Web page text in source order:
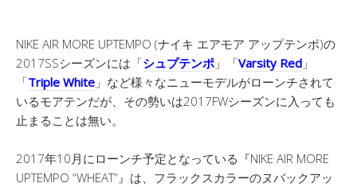
NIKE AIR MORE UPTEMPO (ナイキ エアモア アップテンポ)の
2017SSシーズンには「シュプテンポ 」「Varsity Red 」
「Triple White 」など様々なニューモデルがローンチされて
いるモアテンだが、その勢いは2017FWシーズンに入っても
止まることは無い。
2017年10月にローンチ予定となっている『NIKE AIR MORE
UPTEMPO “WHEAT”』は、フラックスカラーのヌバックアッ